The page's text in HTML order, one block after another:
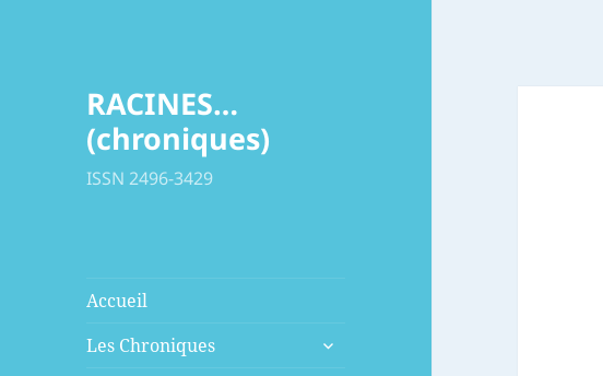
RACINES…
(chroniques)
ISSN 2496-3429
Accueil
Les Chroniques
ouvrir